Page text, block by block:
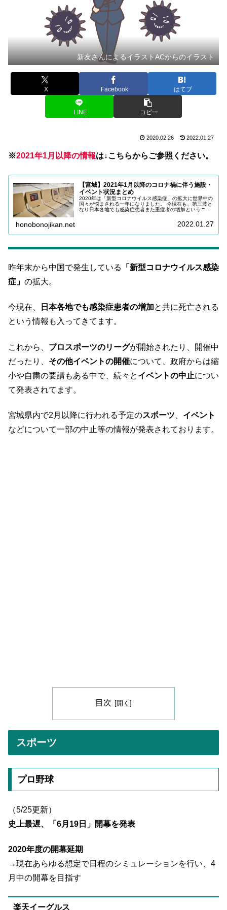
新友さんによるイラストACからのイラスト
X Facebook はてブ
LINE コピー
2020.02.26 2022.01.27
※2021年1月以降の情報は↓こちらからご参照ください。
【宮城】2021年1月以降のコロナ禍に伴う施設・
イベント状況まとめ
2020年は「新型コロナウイルス感染症」の拡大に世界中の
国々が悩まされる一年になりました。 今現在も、第三波と
なり日本各地でも感染症患者また重症者の増加というニュ
商業施設やイベントなどについて、変更や中止等の情報が
honobonojikan.net 2022.01.27
昨年末から中国で発生している
「新型コロナウイルス感染
症」 の拡大。
今現在、 日本各地でも感染症患者の増加と共に死亡される
という情報も入ってきてます。
これから、 プロスポーツのリーグが開始されたり、開催中
だったり、 その他イベントの開催について、政府からは縮
小や自粛の要請もある中で、続々と イベントの中止につい
て発表されてます。
宮城県内で2月以降に行われる予定のスポーツ
イベント
などについて一部の中止等の情報が発表されております。
目次
スポーツ
プロ野球
（5/25更新）
史上最遅、「6月19日」開幕を発表
2020年度の開幕延期
→現在あらゆる想定で日程のシミュレーションを行い、4
月中の開幕を目指す
楽天イーグルス